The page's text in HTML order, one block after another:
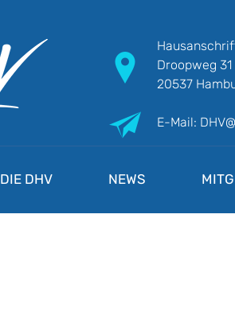
Droopweg 31
20537
E-Mail:
DIE DHV NEWS